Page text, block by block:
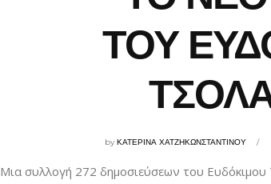
ΤΟΥ
byΚΑΤΕΡΙΝΑ ΧΑΤΖΗΚΩΝΣΤΑΝΤΙΝΟΥ
Μια συλλογή 272 δημοσιεύσεων του Ευδόκιμου